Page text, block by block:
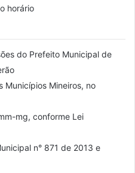
horário
do Prefeito Municipal de
Municípios Mineiros, no
mg, conforme Lei
n° 871 de 2013 e